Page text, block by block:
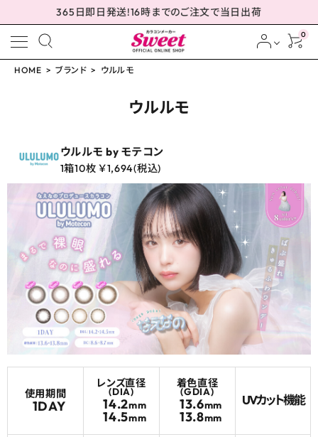
365日即日発送!16時までのご注文で当日出荷
0
meeting_room ログイン person
配送方法について
発送について
お支払い方法について
お買い物ガイド
お問い合わせ
よくあるご質問
ブログページ
HOME ブランド ウルルモ
ウルルモ
ウルルモ by モテコン
1箱10枚 ￥1,694(税込)
使用期間
1DAY
レンズ直径
(DIA)
14.2mm
14.5mm
着色直径
(GDIA)
13.6mm
13.8mm
UVカット機能